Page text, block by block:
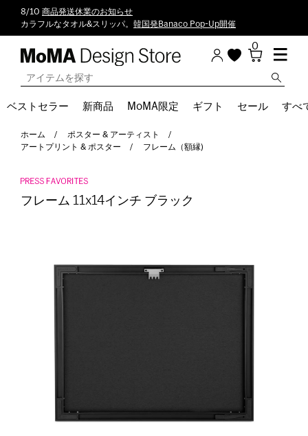
8/10 商品発送休業のお知らせ
カラフルなタオル&スリッパ。 韓国発Banaco Pop-Up開催
0
ベストセラー 新商品 MoMA限定 ギフト セール すべ
ホーム
ポスター & アーティスト
アートプリント & ポスター
フレーム（額縁)
フレーム 11x14インチ ブラック